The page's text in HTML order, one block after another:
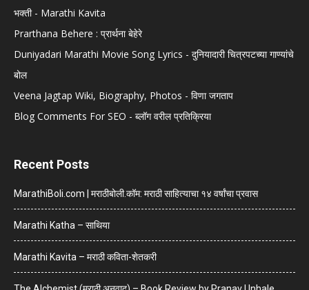
भक्ती - Marathi Kavita
Prarthana Behere : प्रार्थना बेहेरे
Duniyadari Marathi Movie Song Lyrics - दुनियादारी चित्रपटच्या गाण्यांचे
बोल
Veena Jagtap Wiki, Biography, Photos - विणा जगताप
Blog Comments For SEO - ब्लॉग वरील प्रतिक्रिया
Recent Posts
MarathiBoli.com | मराठीबोली.कॉम: मराठी साहित्याचा १४ वर्षांचा प्रवास
Marathi Katha – साथिया
Marathi Kavita – मराठी कविता-शेतकरी